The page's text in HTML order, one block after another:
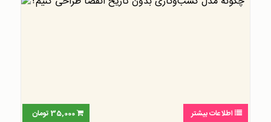
اطلاعات بیشتر 35,000 تومان